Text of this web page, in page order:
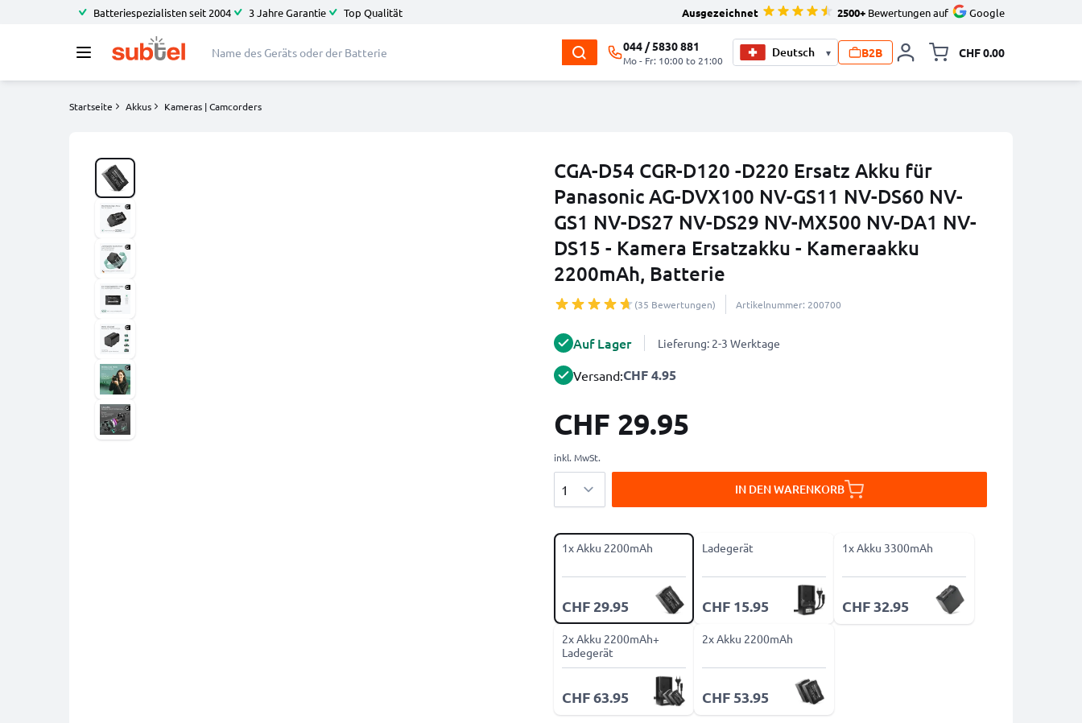
Batteriespezialisten seit 2004 3 Jahre Garantie Top Qualität Ausgezeichnet 2500+ Bewertungen auf Google
044 / 5830 881
Mo - Fr: 10:00 to 21:00
▾ B2B CHF 0.00
Startseite Akkus Kameras | Camcorders
CGA-D54 CGR-D120 -D220 Ersatz Akku für
Panasonic AG-DVX100 NV-GS11 NV-DS60 NV-
GS1 NV-DS27 NV-DS29 NV-MX500 NV-DA1 NV-
DS15 - Kamera Ersatzakku - Kameraakku
2200mAh, Batterie
(35 Bewertungen) Artikelnummer: 200700
Auf Lager Lieferung: 2-3 Werktage
Versand:CHF 4.95
CHF 29.95
inkl. MwSt.
IN DEN WARENKORB
1x Akku 2200mAh
CHF 29.95
Ladegerät
CHF 15.95
1x Akku 3300mAh
CHF 32.95
2x Akku 2200mAh+
Ladegerät
CHF 63.95
2x Akku 2200mAh
CHF 53.95